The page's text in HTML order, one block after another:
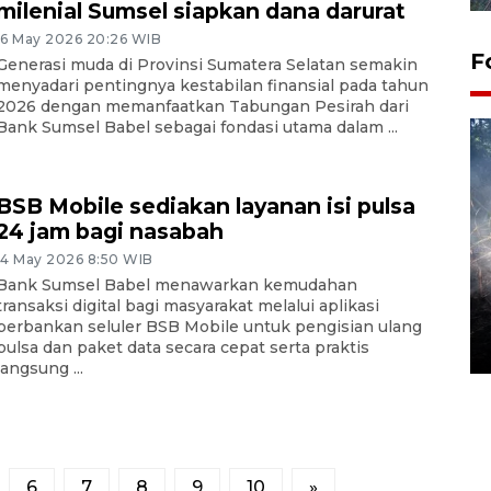
Sumsel siapkan dana darurat
May 2026 20:26 WIB
muda di Provinsi Sumatera Selatan semakin
pentingnya kestabilan finansial pada tahun
dengan memanfaatkan Tabungan Pesirah dari
Sumsel Babel sebagai fondasi utama dalam ...
Mobile sediakan layanan isi pulsa
jam bagi nasabah
May 2026 8:50 WIB
Sumsel Babel menawarkan kemudahan
digital bagi masyarakat melalui aplikasi
seluler BSB Mobile untuk pengisian ulang
dan paket data secara cepat serta praktis
Alokasi anggaran untuk bibit
kopi arabika Gayo
15 June 2026 11:15 WIB